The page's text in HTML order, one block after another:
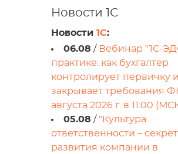
Новости 1С
Новости 1С:
06.08 / Вебинар "1С-
практике: как бухгалтер
контролирует первичку и
закрывает требования
августа 2026 г. в 11:00
05.08 / "Культура
ответственности – секрет
развития компании в